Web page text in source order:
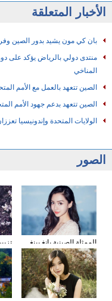
الأخبار المتعلقة
بان كي مون يشيد بدور الصين
منتدى دولي بالرياض يؤكد على
المناخي
الصين تتعهد بالعمل مع الأمم
الصين تتعهد بدعم جهود الأمم
الولايات المتحدة وإندونيسيا
الصور
الممثلة الصينية يانغ يينغ
تحضر نشاطا تجاريا